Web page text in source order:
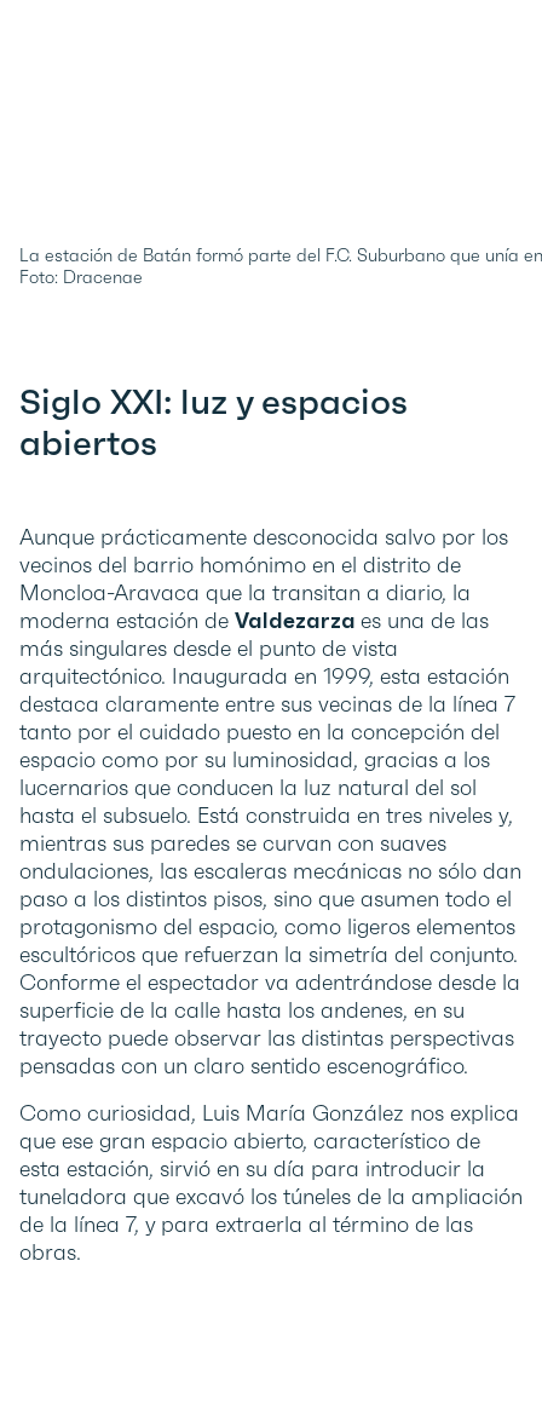
La estación de Batán formó parte del F.C. Suburbano que unía
Foto: Dracenae
Siglo XXI: luz y espacios
abiertos
Aunque prácticamente desconocida salvo por los
vecinos del barrio homónimo en el distrito de
Moncloa-Aravaca que la transitan a diario, la
moderna estación de Valdezarza es una de las
más singulares desde el punto de vista
arquitectónico. Inaugurada en 1999, esta estación
destaca claramente entre sus vecinas de la línea 7
tanto por el cuidado puesto en la concepción del
espacio como por su luminosidad, gracias a los
lucernarios que conducen la luz natural del sol
hasta el subsuelo. Está construida en tres niveles y,
mientras sus paredes se curvan con suaves
ondulaciones, las escaleras mecánicas no sólo dan
paso a los distintos pisos, sino que asumen todo el
protagonismo del espacio, como ligeros elementos
escultóricos que refuerzan la simetría del conjunto.
Conforme el espectador va adentrándose desde la
superficie de la calle hasta los andenes, en su
trayecto puede observar las distintas perspectivas
pensadas con un claro sentido escenográfico.
Como curiosidad, Luis María González nos explica
que ese gran espacio abierto, característico de
esta estación, sirvió en su día para introducir la
tuneladora que excavó los túneles de la ampliación
de la línea 7, y para extraerla al término de las
obras.